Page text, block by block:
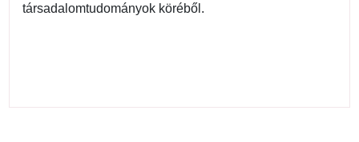
társadalomtudományok köréből.